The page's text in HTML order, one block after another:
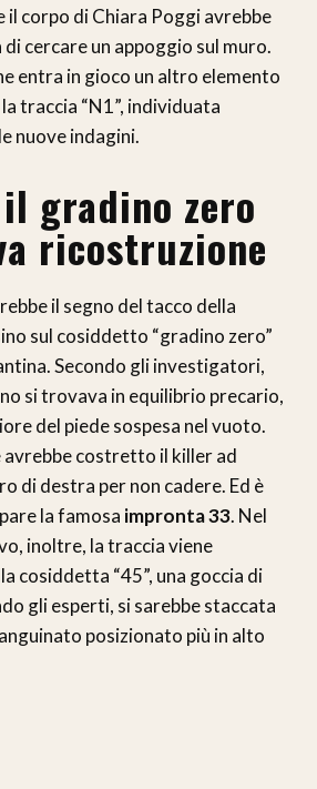
corpo di Chiara Poggi avrebbe
cercare un appoggio sul muro.
entra in gioco un altro elemento
traccia “N1”, individuata
nuove indagini.
gradino zero
ricostruzione
il segno del tacco della
sul cosiddetto “gradino zero”
Secondo gli investigatori,
si trovava in equilibrio precario,
del piede sospesa nel vuoto.
avrebbe costretto il killer ad
di destra per non cadere. Ed è
la famosa impronta 33. Nel
inoltre, la traccia viene
cosiddetta “45”, una goccia di
gli esperti, si sarebbe staccata
posizionato più in alto